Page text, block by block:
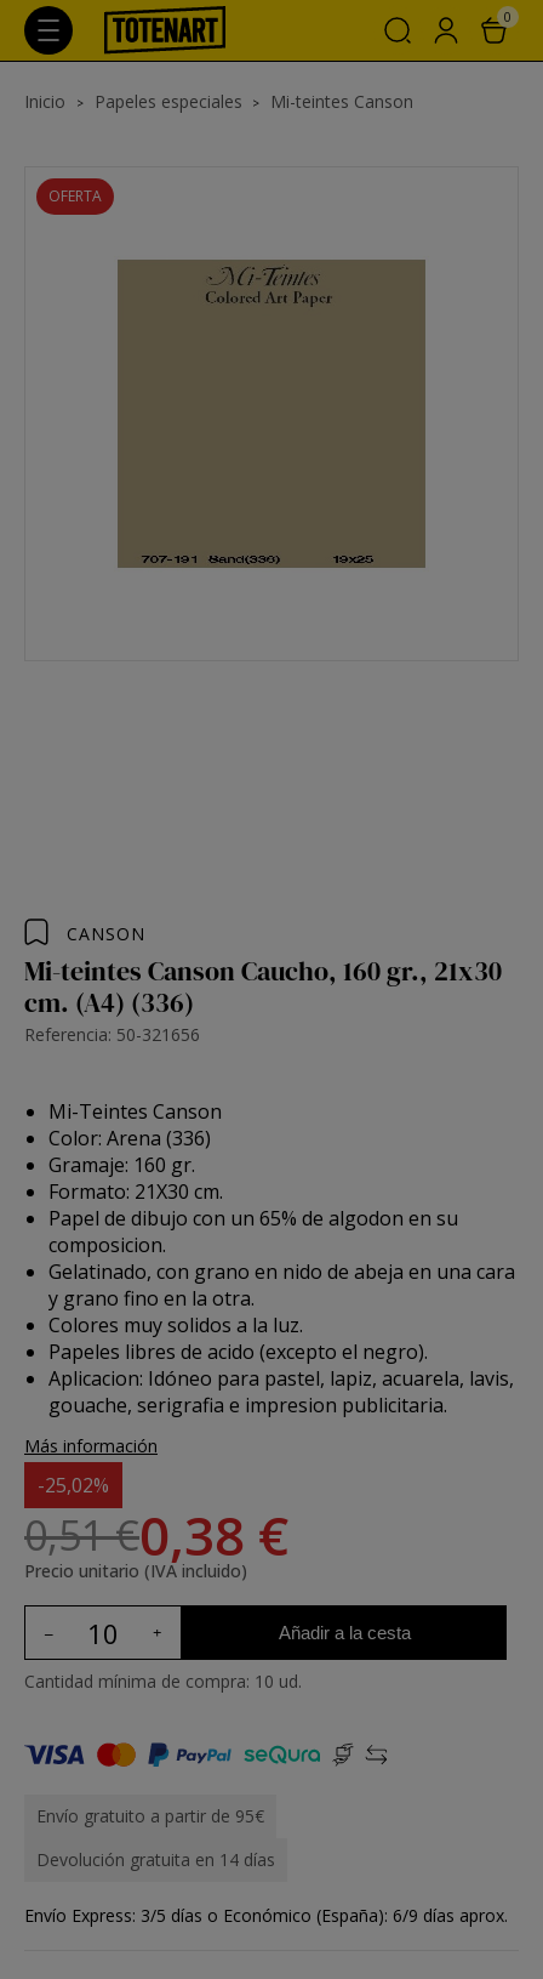
0
Inicio Papeles especiales Mi-teintes Canson
OFERTA
CANSON
Mi-teintes Canson Caucho, 160 gr., 21x30
cm. (A4) (336)
Referencia: 50-321656
Mi-Teintes Canson
Color: Arena (336)
Gramaje: 160 gr.
Formato: 21X30 cm.
Papel de dibujo con un 65% de algodon en su
composicion.
Gelatinado, con grano en nido de abeja en una cara
y grano fino en la otra.
Colores muy solidos a la luz.
Papeles libres de acido (excepto el negro).
Aplicacion: Idóneo para pastel, lapiz, acuarela, lavis,
gouache, serigrafia e impresion publicitaria.
Más información
-25,02%
0,51 €0,38 €
Precio unitario (IVA incluido)
Añadir a la cesta
Cantidad mínima de compra: 10 ud.
Envío gratuito a partir de 95€
Devolución gratuita en 14 días
Envío Express: 3/5 días o Económico (España): 6/9 días aprox.